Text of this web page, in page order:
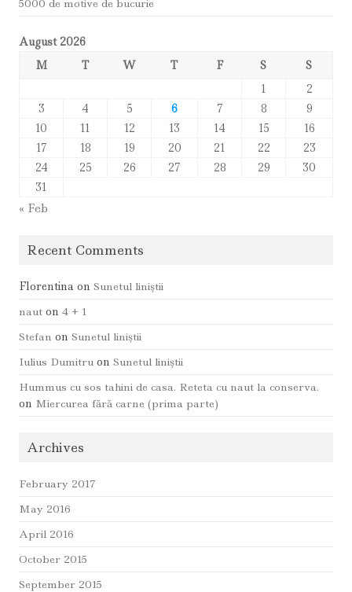
5000 de motive de bucurie
August 2026
M
T W T F S
S
1
2
3
4 5 6 7 8
9
10
11 12 13 14 15
16
17
18 19 20 21 22
23
24
25 26 27 28 29
30
31
« Feb
Recent Comments
Florentina on Sunetul liniştii
naut on 4 + 1
Stefan on Sunetul liniştii
Iulius Dumitru on Sunetul liniştii
Hummus cu sos tahini de casa. Reteta cu naut la conserva.
on Miercurea fără carne (prima parte)
Archives
February 2017
May 2016
April 2016
October 2015
September 2015